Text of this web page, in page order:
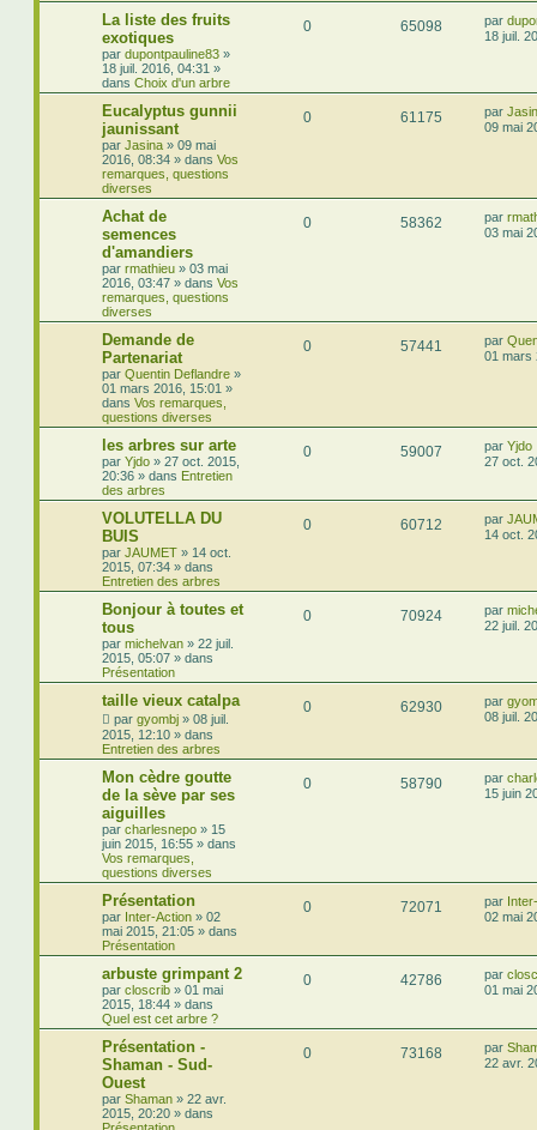
La liste des fruits
exotiques
par dupontpauline83 »
18 juil. 2016, 04:31 »
dans Choix d'un arbre
0 65098 par
18 juil.
Eucalyptus gunnii
jaunissant
par Jasina » 09 mai
2016, 08:34 » dans Vos
remarques, questions
diverses
0 61175 par
09 mai
Achat de
semences
d'amandiers
par rmathieu » 03 mai
2016, 03:47 » dans Vos
remarques, questions
diverses
0 58362 par
03 mai
Demande de
Partenariat
par Quentin Deflandre »
01 mars 2016, 15:01 »
dans Vos remarques,
questions diverses
0 57441 par
01 mars
les arbres sur arte
par Yjdo » 27 oct. 2015,
20:36 » dans Entretien
des arbres
0 59007 par Yjdo
27 oct.
VOLUTELLA DU
BUIS
par JAUMET » 14 oct.
2015, 07:34 » dans
Entretien des arbres
0 60712 par
14 oct.
Bonjour à toutes et
tous
par michelvan » 22 juil.
2015, 05:07 » dans
Présentation
0 70924 par
22 juil.
taille vieux catalpa
par gyombj » 08 juil.
2015, 12:10 » dans
Entretien des arbres
0 62930 par
08 juil.
Mon cèdre goutte
de la sève par ses
aiguilles
par charlesnepo » 15
juin 2015, 16:55 » dans
Vos remarques,
questions diverses
0 58790 par
15 juin
Présentation
par Inter-Action » 02
mai 2015, 21:05 » dans
Présentation
0 72071 par
02 mai
arbuste grimpant 2
par closcrib » 01 mai
2015, 18:44 » dans
Quel est cet arbre ?
0 42786 par
01 mai
Présentation -
Shaman - Sud-
Ouest
par Shaman » 22 avr.
2015, 20:20 » dans
Présentation
0 73168 par
22 avr.